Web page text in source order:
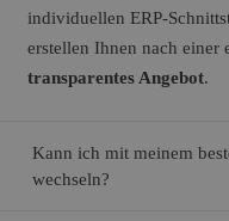
individuellen ERP-
erstellen Ihnen nach einer
transparentes Angebot.
Kann ich mit meinem
wechseln?